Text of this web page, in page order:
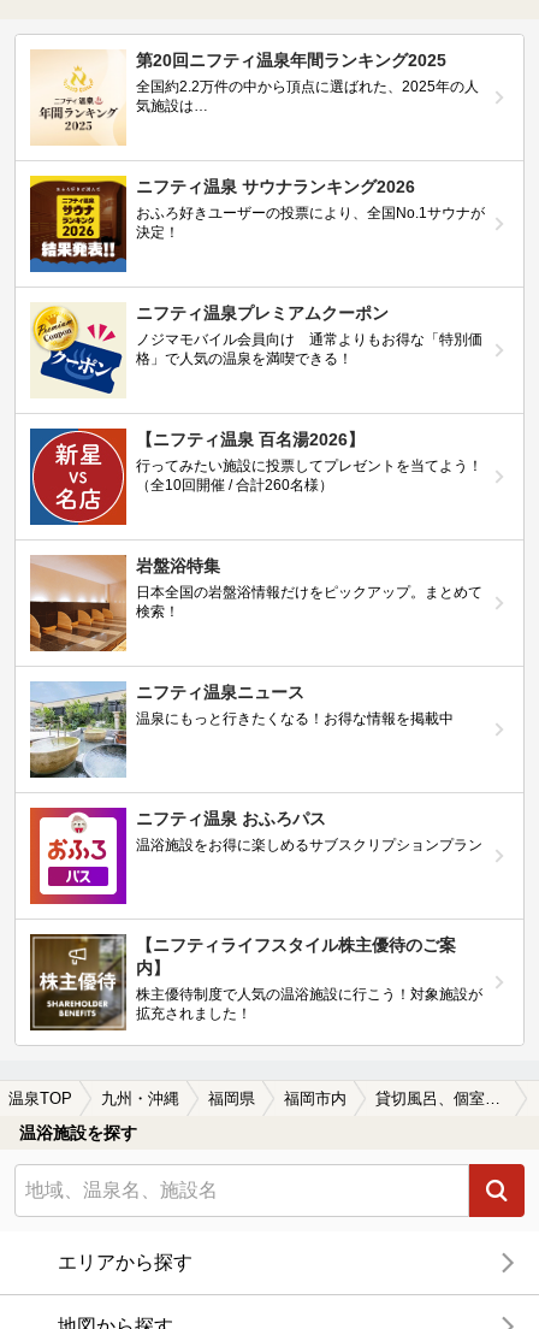
第20回ニフティ温泉年間ランキング2025
全国約2.2万件の中から頂点に選ばれた、2025年の人
気施設は…
ニフティ温泉 サウナランキング2026
おふろ好きユーザーの投票により、全国No.1サウナが
決定！
ニフティ温泉プレミアムクーポン
ノジマモバイル会員向け 通常よりもお得な「特別価
格」で人気の温泉を満喫できる！
【ニフティ温泉 百名湯2026】
行ってみたい施設に投票してプレゼントを当てよう！
（全10回開催 / 合計260名様）
岩盤浴特集
日本全国の岩盤浴情報だけをピックアップ。まとめて
検索！
ニフティ温泉ニュース
温泉にもっと行きたくなる！お得な情報を掲載中
ニフティ温泉 おふろパス
温浴施設をお得に楽しめるサブスクリプションプラン
【ニフティライフスタイル株主優待のご案
内】
株主優待制度で人気の温浴施設に行こう！対象施設が
拡充されました！
温泉TOP 九州・沖縄 福岡県 福岡市内 貸切風呂、個室風呂付きの福岡市内の温泉、日帰り温泉、スーパー銭湯おすすめ
温浴施設を探す
エリアから探す